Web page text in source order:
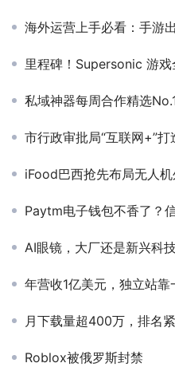
海外运营上手必看：手游
里程碑！Supersonic 游
私域神器每周合作精选No.175｜Yandex寻渠道做CPS分成
市行政审批局“互联网+”
iFood巴西抢先布局无人
Paytm电子钱包不香了？
AI眼镜，大厂还是新兴科
年营收1亿美元，独立站靠
月下载量超400万，排名紧随
Roblox被俄罗斯封禁